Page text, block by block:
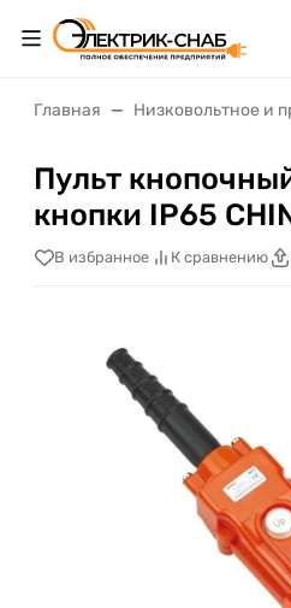
Главная Низковольтное и
Пульт
кнопки IP65
В избранное К сравнению